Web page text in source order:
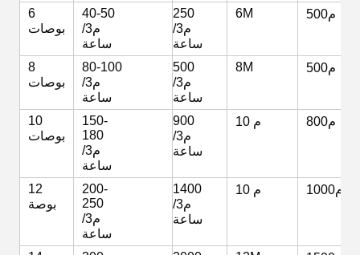
6
بوصات
40-50
م3/
ساعة
250
م3/
ساعة
6M 500م
8
بوصات
80-100
م3/
ساعة
500
م3/
ساعة
8M 500م
10
بوصات
150-
180
م3/
ساعة
900
م3/
ساعة
10 م 800م
12
بوصة
200-
250
م3/
ساعة
1400
م3/
ساعة
10 م 1000م